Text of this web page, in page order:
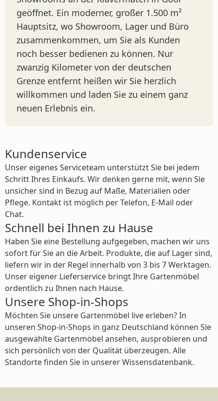
geöffnet. Ein moderner, großer 1.500 m²
Hauptsitz, wo Showroom, Lager und Büro
zusammenkommen, um Sie als Kunden
noch besser bedienen zu können. Nur
zwanzig Kilometer von der deutschen
Grenze entfernt heißen wir Sie herzlich
willkommen und laden Sie zu einem ganz
neuen Erlebnis ein.
Kundenservice
Unser eigenes Serviceteam unterstützt Sie bei jedem
Schritt Ihres Einkaufs. Wir denken gerne mit, wenn Sie
unsicher sind in Bezug auf Maße, Materialien oder
Pflege. Kontakt ist möglich per Telefon, E-Mail oder
Chat.
Schnell bei Ihnen zu Hause
Haben Sie eine Bestellung aufgegeben, machen wir uns
sofort für Sie an die Arbeit. Produkte, die auf Lager sind,
liefern wir in der Regel innerhalb von 3 bis 7 Werktagen.
Unser eigener Lieferservice bringt Ihre Gartenmöbel
ordentlich zu Ihnen nach Hause.
Unsere Shop-in-Shops
Möchten Sie unsere Gartenmöbel live erleben? In
unseren Shop-in-Shops in ganz Deutschland können Sie
ausgewählte Gartenmöbel ansehen, ausprobieren und
sich persönlich von der Qualität überzeugen. Alle
Standorte finden Sie in unserer Wissensdatenbank.